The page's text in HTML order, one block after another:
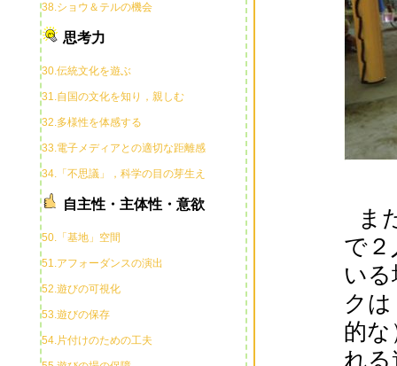
38.ショウ＆テルの機会
思考力
30.伝統文化を遊ぶ
31.自国の文化を知り，親しむ
32.多様性を体感する
33.電子メディアとの適切な距離感
34.「不思議」，科学の目の芽生え
自主性・主体性・意欲
50.「基地」空間
51.アフォーダンスの演出
52.遊びの可視化
53.遊びの保存
54.片付けのための工夫
ま
で
い
ク
的な
れる